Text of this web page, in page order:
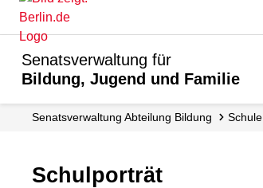
Senatsverwaltung für
Bildung, Jugend und Familie
Senats­verwaltung Abteilung Bildung Schule
Schulporträt